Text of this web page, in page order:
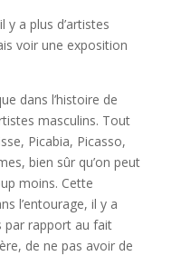
y a plus d’artistes
voir une exposition
dans l’histoire de
masculins. Tout
Picabia, Picasso,
bien sûr qu’on peut
moins. Cette
l’entourage, il y a
par rapport au fait
de ne pas avoir de